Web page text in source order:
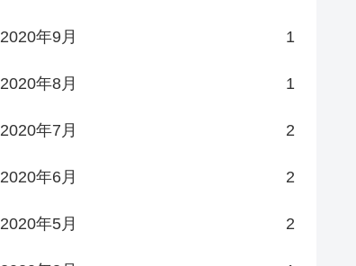
2020年9月 1
2020年8月 1
2020年7月 2
2020年6月 2
2020年5月 2